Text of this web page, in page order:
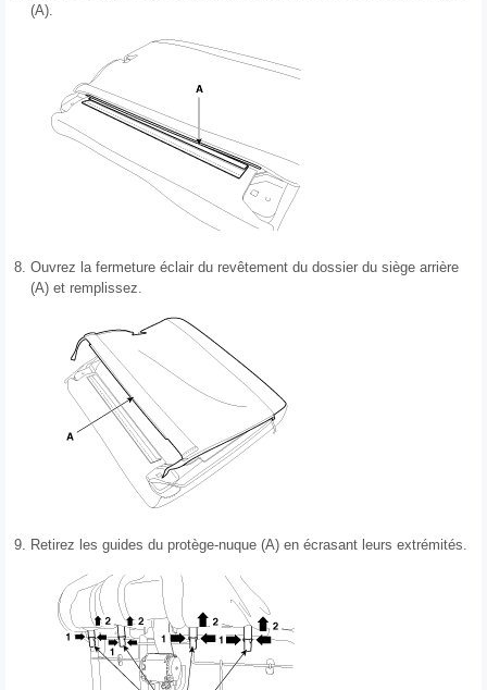
(A).
8. Ouvrez la fermeture éclair du revêtement du dossier du siège arrière
(A) et remplissez.
9. Retirez les guides du protège-nuque (A) en écrasant leurs extrémités.